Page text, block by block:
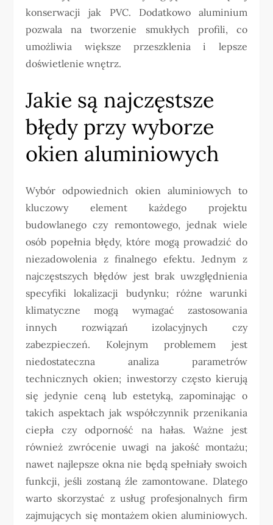
konserwacji jak PVC. Dodatkowo aluminium
pozwala na tworzenie smukłych profili, co
umożliwia większe przeszklenia i lepsze
doświetlenie wnętrz.
Jakie są najczęstsze
błędy przy wyborze
okien aluminiowych
Wybór odpowiednich okien aluminiowych to
kluczowy element każdego projektu
budowlanego czy remontowego, jednak wiele
osób popełnia błędy, które mogą prowadzić do
niezadowolenia z finalnego efektu. Jednym z
najczęstszych błędów jest brak uwzględnienia
specyfiki lokalizacji budynku; różne warunki
klimatyczne mogą wymagać zastosowania
innych rozwiązań izolacyjnych czy
zabezpieczeń. Kolejnym problemem jest
niedostateczna analiza parametrów
technicznych okien; inwestorzy często kierują
się jedynie ceną lub estetyką, zapominając o
takich aspektach jak współczynnik przenikania
ciepła czy odporność na hałas. Ważne jest
również zwrócenie uwagi na jakość montażu;
nawet najlepsze okna nie będą spełniały swoich
funkcji, jeśli zostaną źle zamontowane. Dlatego
warto skorzystać z usług profesjonalnych firm
zajmujących się montażem okien aluminiowych.